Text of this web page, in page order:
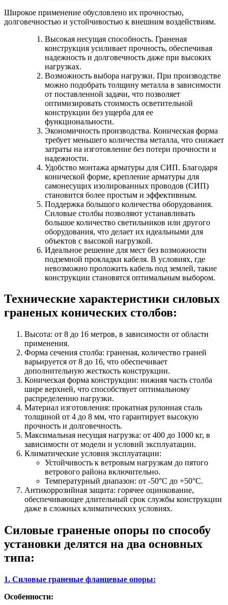
Широкое применение обусловлено их прочностью,
долговечностью и устойчивостью к внешним воздействиям.
Высокая несущая способность. Граненая
конструкция усиливает прочность, обеспечивая
надежность и долговечность даже при высоких
нагрузках.
Возможность выбора нагрузки. При производстве
можно подобрать толщину металла в зависимости
от поставленной задачи, что позволяет
оптимизировать стоимость осветительной
конструкции без ущерба для ее
функциональности.
Экономичность производства. Коническая форма
требует меньшего количества металла, что снижает
затраты на изготовление без потери прочности и
надежности.
Удобство монтажа арматуры для СИП. Благодаря
конической форме, крепление арматуры для
самонесущих изолированных проводов (СИП)
становится более простым и эффективным.
Поддержка большого количества оборудования.
Силовые столбы позволяют устанавливать
большое количество светильников или другого
оборудования, что делает их идеальными для
объектов с высокой нагрузкой.
Идеальное решение для мест без возможности
подземной прокладки кабеля. В условиях, где
невозможно проложить кабель под землей, такие
конструкции становятся оптимальным выбором.
Технические характеристики силовых
граненых конических столбов:
Высота: от 8 до 16 метров, в зависимости от области
применения.
Форма сечения столба: граненая, количество граней
варьируется от 8 до 16, что обеспечивает
дополнительную жесткость конструкции.
Коническая форма конструкции: нижняя часть столба
шире верхней, что способствует оптимальному
распределению нагрузки.
Материал изготовления: прокатная рулонная сталь
толщиной от 4 до 8 мм, что гарантирует высокую
прочность и долговечность.
Максимальная несущая нагрузка: от 400 до 1000 кг, в
зависимости от модели и условий эксплуатации.
Климатические условия эксплуатации:
Устойчивость к ветровым нагрузкам до пятого
ветрового района включительно.
Температурный диапазон: от -50°C до +50°C.
Антикоррозийная защита: горячее оцинкование,
обеспечивающее длительный срок службы конструкции
даже в сложных климатических условиях.
Силовые граненые опоры по способу
установки делятся на два основных
типа:
1. Силовые граненые фланцевые опоры:
Особенности: